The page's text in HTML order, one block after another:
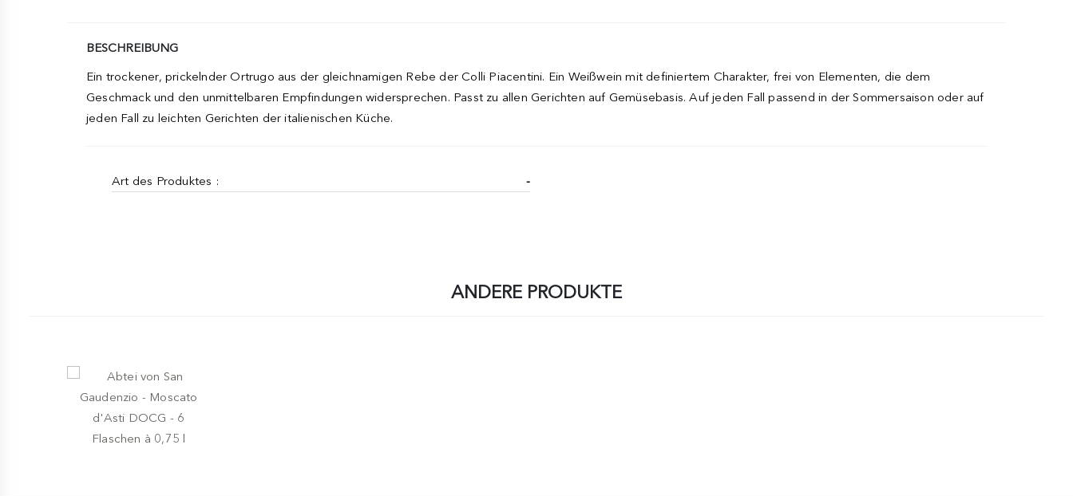
BESCHREIBUNG
Ein trockener, prickelnder Ortrugo aus der gleichnamigen Rebe der Colli Piacentini. Ein Weißwein mit definiertem Charakter, frei von Elementen, die dem
Geschmack und den unmittelbaren Empfindungen widersprechen. Passt zu allen Gerichten auf Gemüsebasis. Auf jeden Fall passend in der Sommersaison oder auf
jeden Fall zu leichten Gerichten der italienischen Küche.
Art des Produktes : -
ANDERE PRODUKTE